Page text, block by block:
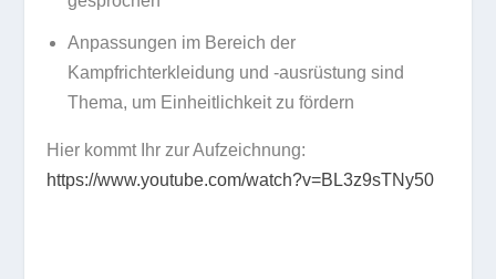
Anpassungen im Bereich der
Kampfrichterkleidung und -ausrüstung sind
Thema, um Einheitlichkeit zu fördern
Hier kommt Ihr zur Aufzeichnung:
https://www.youtube.com/watch?v=BL3z9sTNy50